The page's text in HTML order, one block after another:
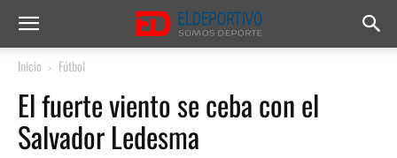
Inicio Fútbol
El fuerte viento se ceba con el
Salvador Ledesma